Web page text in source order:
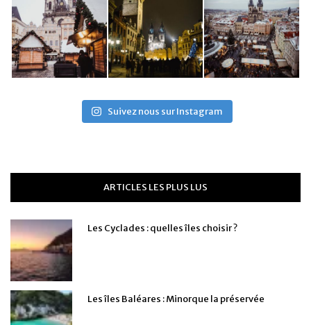
Suivez nous sur Instagram
ARTICLES LES PLUS LUS
Les Cyclades : quelles îles choisir ?
Les îles Baléares : Minorque la préservée